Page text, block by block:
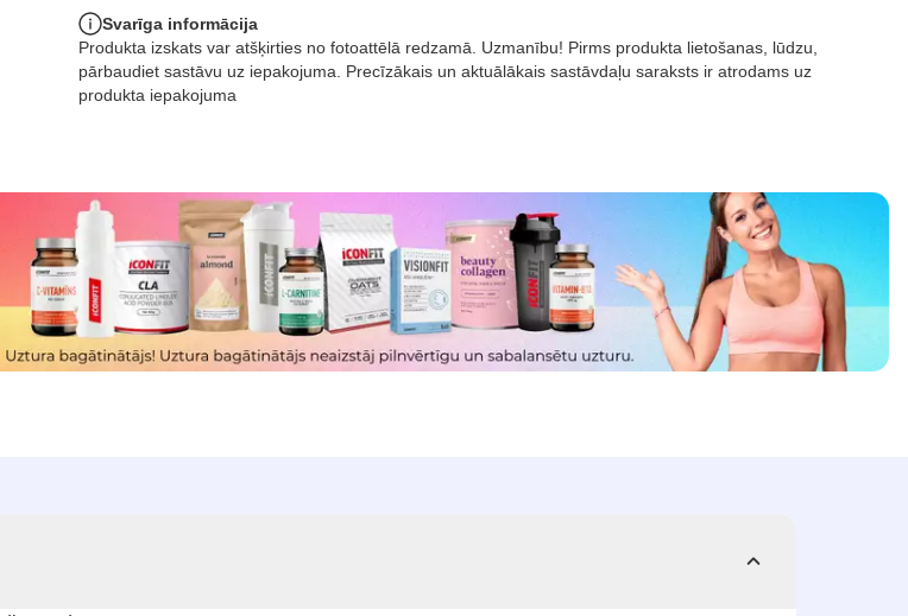
Svarīga informācija
Produkta izskats var atšķirties no fotoattēlā redzamā. Uzmanību! Pirms produkta lietošanas, lūdzu,
pārbaudiet sastāvu uz iepakojuma. Precīzākais un aktuālākais sastāvdaļu saraksts ir atrodams uz
produkta iepakojuma